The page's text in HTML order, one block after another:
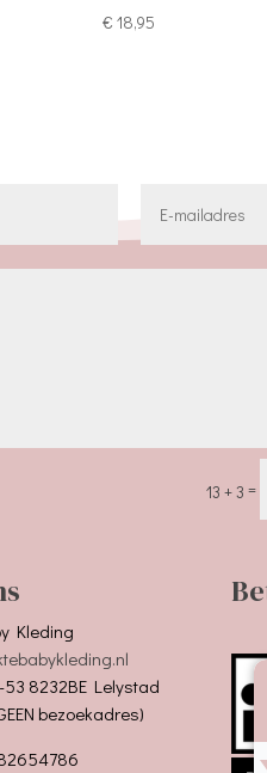
€ 18,95
13 + 3 =
Kleding
8232BE Lelystad
bezoekadres)